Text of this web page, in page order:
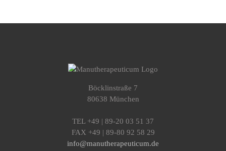
Böcklinstraße 7
80638 München
TEL +49 | 89-20 03 51 37
FAX +49 | 89-80 92 58 29
info@manutherapeuticum.de